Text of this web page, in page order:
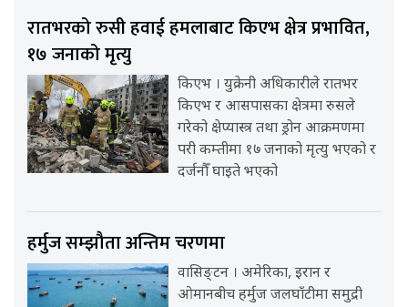
रातभरको रुसी हवाई हमलाबाट किएभ क्षेत्र प्रभावित,
१७ जनाको मृत्यु
किएभ । युक्रेनी अधिकारीले रातभर
किएभ र आसपासका क्षेत्रमा रुसले
गरेको क्षेप्यास्त्र तथा ड्रोन आक्रमणमा
परी कम्तीमा १७ जनाको मृत्यु भएको र
दर्जनौँ घाइते भएको
हर्मुज सम्झौता अन्तिम चरणमा
वासिङ्टन । अमेरिका, इरान र
ओमानबीच हर्मुज जलघाँटीमा समुद्री